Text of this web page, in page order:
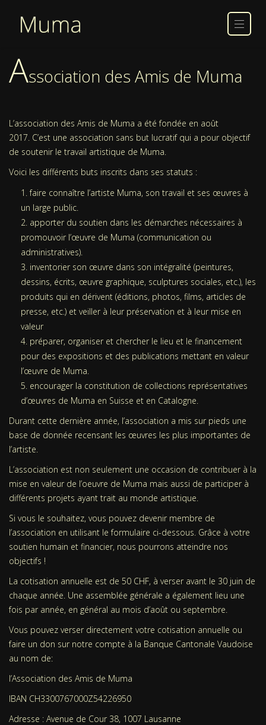
Association des Amis de Muma
L’association des Amis de Muma a été fondée en août
2017. C’est une association sans but lucratif qui a pour objectif
de soutenir le travail artistique de Muma.
Voici les différents buts inscrits dans ses statuts :
faire connaître l’artiste Muma, son travail et ses œuvres à
un large public.
apporter du soutien dans les démarches nécessaires à
promouvoir l’œuvre de Muma (communication ou
administratives).
inventorier son œuvre dans son intégralité (peintures,
dessins, écrits, œuvre graphique, sculptures sociales, etc.), les
produits qui en dérivent (éditions, photos, films, articles de
presse, etc.) et veiller à leur préservation et à leur mise en
valeur
préparer, organiser et chercher le lieu et le financement
pour des expositions et des publications mettant en valeur
l’œuvre de Muma.
encourager la constitution de collections représentatives
d’œuvres de Muma en Suisse et en Catalogne.
Durant cette dernière année, l’association a mis sur pieds une
base de donnée recensant les œuvres les plus importantes de
l’artiste.
L’association est non seulement une occasion de contribuer à la
mise en valeur de l’oeuvre de Muma mais aussi de participer à
différents projets ayant trait au monde artistique.
Si vous le souhaitez, vous pouvez devenir membre de
l’association en utilisant le formulaire ci-dessous. Grâce à votre
soutien humain et financier, nous pourrons atteindre nos
objectifs !
La cotisation annuelle est de 50 CHF, à verser avant le 30 juin de
chaque année. Une assemblée générale a également lieu une
fois par année, en général au mois d’août ou septembre.
Vous pouvez verser directement votre cotisation annuelle ou
faire un don sur notre compte à la Banque Cantonale Vaudoise
au nom de:
l’Association des Amis de Muma
IBAN CH3300767000Z54226950
Adresse : Avenue de Cour 38, 1007 Lausanne